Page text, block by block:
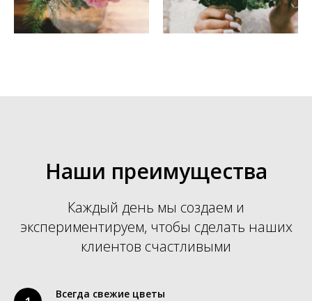
Наши преимущества
Каждый день мы создаем и
экспериментируем, чтобы сделать наших
клиентов счастливыми
Всегда свежие цветы